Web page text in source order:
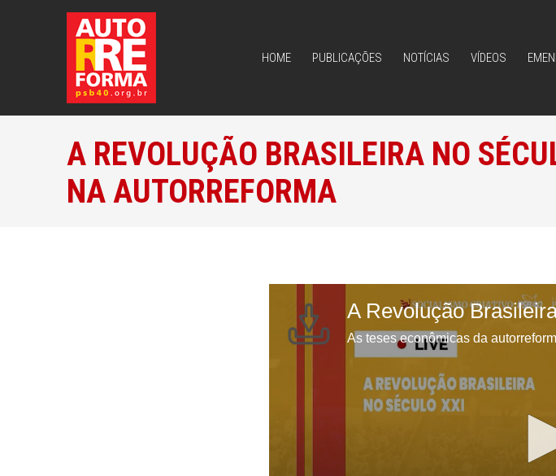
HOME PUBLICAÇÕES NOTÍCIAS VÍDEOS
A REVOLUÇÃO BRASILEIRA NO
NA AUTORREFORMA
HOME PUBLICAÇÕES NOTÍCIAS VÍDEOS